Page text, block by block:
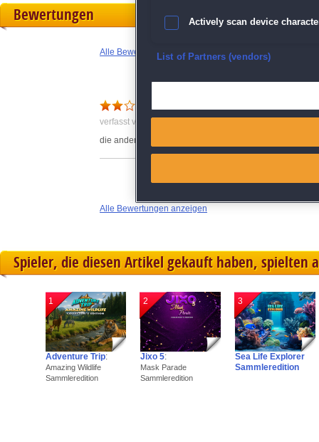
Bewertungen
Alle Bewertungen anzeigen
Würde ich nicht mehr
verfasst von Gabi . am 13.07.2022 um 05:36
die anderen "Faircroft's" Spiele waren viel besser.
Alle Bewertungen anzeigen
Spieler, die diesen Artikel gekauft haben, spielten
1
Adventure Trip:
Amazing Wildlife
Sammleredition
2
Jixo 5:
Mask Parade
Sammleredition
3
Sea Life Explorer
Sammleredition
Actively scan device
Ensure security, prevent
List of Partners (vendors)